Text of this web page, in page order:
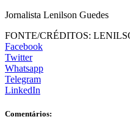
Jornalista Lenilson Guedes
FONTE/CRÉDITOS:
Facebook
Twitter
Whatsapp
Telegram
LinkedIn
Comentários: